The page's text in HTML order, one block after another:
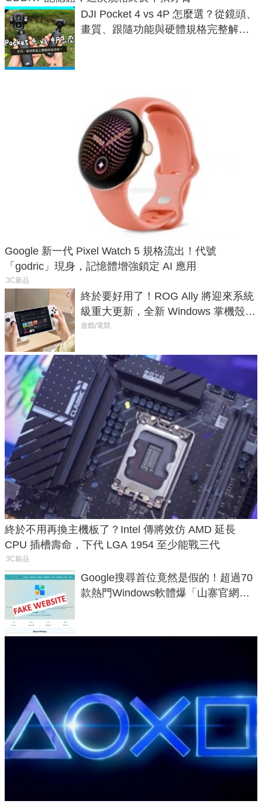
DJI Pocket 4 vs 4P 怎麼選？從鏡頭、
畫質、跟隨功能與硬體規格完整解
Google 新一代 Pixel Watch 5 規格流出！代號
「godric」現身，記憶體增強鎖定 AI 應用
3C新品
終於要好用了！ROG Ally 將迎來系統
級重大更新，全新 Windows 掌機殼模
式讓操作就像 Xbox 一樣順暢
遊戲/電競
終於不用再換主機板了？Intel 傳將效仿 AMD 延長
CPU 插槽壽命，下代 LGA 1954 至少能戰三代
3C新品
Google搜尋首位竟然是假的！超過70
款熱門Windows軟體爆「山寨官網」